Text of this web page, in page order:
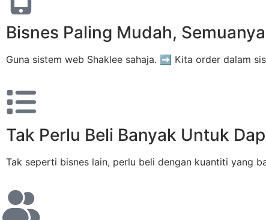
Bisnes Paling Mudah,
Guna sistem web Shaklee sahaja. ➡️ Kita order dalam
Tak Perlu Beli Banyak Untuk
Tak seperti bisnes lain, perlu beli dengan kuantiti yang